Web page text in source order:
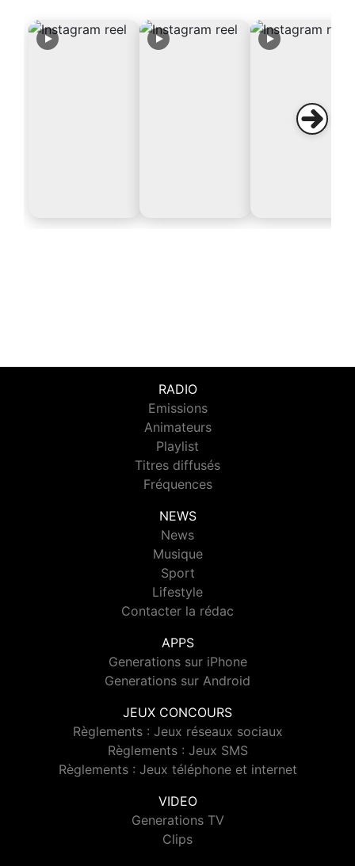
RADIO
Emissions
Animateurs
Playlist
Titres diffusés
Fréquences
NEWS
News
Musique
Sport
Lifestyle
Contacter la rédac
APPS
Generations sur iPhone
Generations sur Android
JEUX CONCOURS
Règlements : Jeux réseaux sociaux
Règlements : Jeux SMS
Règlements : Jeux téléphone et internet
VIDEO
Generations TV
Clips